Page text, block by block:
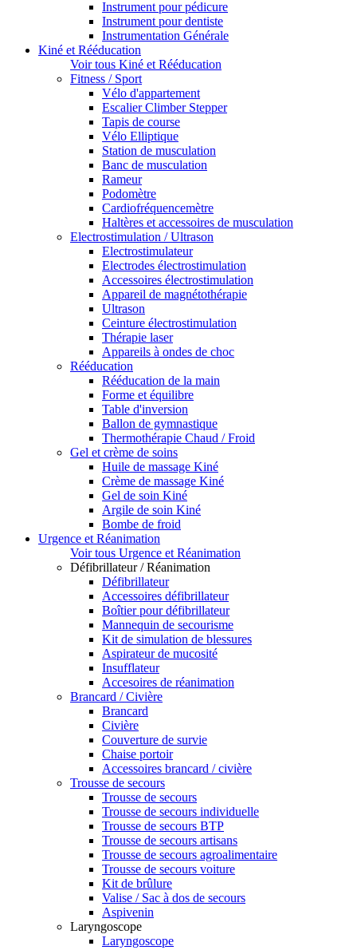
Instrument pour pédicure
Instrument pour dentiste
Instrumentation Générale
Kiné et Rééducation
Voir tous Kiné et Rééducation
Fitness / Sport
Vélo d'appartement
Escalier Climber Stepper
Tapis de course
Vélo Elliptique
Station de musculation
Banc de musculation
Rameur
Podomètre
Cardiofréquencemètre
Haltères et accessoires de musculation
Electrostimulation / Ultrason
Electrostimulateur
Electrodes électrostimulation
Accessoires électrostimulation
Appareil de magnétothérapie
Ultrason
Ceinture électrostimulation
Thérapie laser
Appareils à ondes de choc
Rééducation
Rééducation de la main
Forme et équilibre
Table d'inversion
Ballon de gymnastique
Thermothérapie Chaud / Froid
Gel et crème de soins
Huile de massage Kiné
Crème de massage Kiné
Gel de soin Kiné
Argile de soin Kiné
Bombe de froid
Urgence et Réanimation
Voir tous Urgence et Réanimation
Défibrillateur / Réanimation
Défibrillateur
Accessoires défibrillateur
Boîtier pour défibrillateur
Mannequin de secourisme
Kit de simulation de blessures
Aspirateur de mucosité
Insufflateur
Accesoires de réanimation
Brancard / Civière
Brancard
Civière
Couverture de survie
Chaise portoir
Accessoires brancard / civière
Trousse de secours
Trousse de secours
Trousse de secours individuelle
Trousse de secours BTP
Trousse de secours artisans
Trousse de secours agroalimentaire
Trousse de secours voiture
Kit de brûlure
Valise / Sac à dos de secours
Aspivenin
Laryngoscope
Laryngoscope